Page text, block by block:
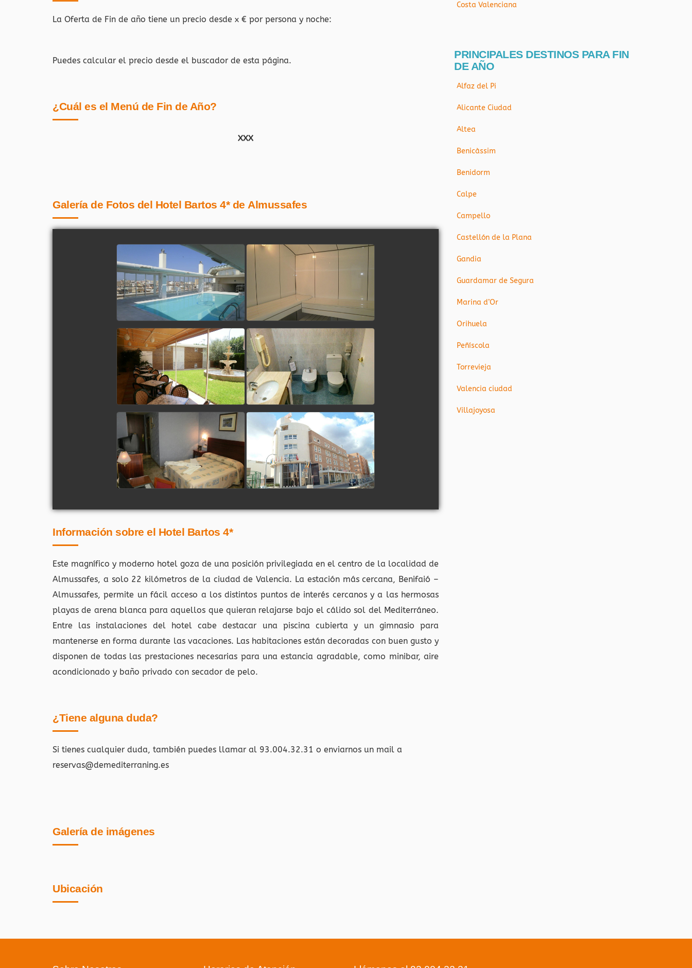
La Oferta de Fin de año tiene un precio desde x € por persona y noche:
Puedes calcular el precio desde el buscador de esta página.
¿Cuál es el Menú de Fin de Año?
XXX
Galería de Fotos del Hotel Bartos 4* de Almussafes
Información sobre el Hotel Bartos 4*
Este magnífico y moderno hotel goza de una posición privilegiada en el centro de la localidad de
Almussafes, a solo 22 kilómetros de la ciudad de Valencia. La estación más cercana, Benifaió –
Almussafes, permite un fácil acceso a los distintos puntos de interés cercanos y a las hermosas
playas de arena blanca para aquellos que quieran relajarse bajo el cálido sol del Mediterráneo.
Entre las instalaciones del hotel cabe destacar una piscina cubierta y un gimnasio para
mantenerse en forma durante las vacaciones. Las habitaciones están decoradas con buen gusto y
disponen de todas las prestaciones necesarias para una estancia agradable, como minibar, aire
acondicionado y baño privado con secador de pelo.
¿Tiene alguna duda?
Si tienes cualquier duda, también puedes llamar al 93.004.32.31 o enviarnos un mail a
reservas@demediterraning.es
Galería de imágenes
Ubicación
Costa Valenciana
PRINCIPALES DESTINOS PARA FIN
DE AÑO
Alfaz del Pi
Alicante Ciudad
Altea
Benicàssim
Benidorm
Calpe
Campello
Castellón de la Plana
Gandia
Guardamar de Segura
Marina d’Or
Orihuela
Peñíscola
Torrevieja
Valencia ciudad
Villajoyosa